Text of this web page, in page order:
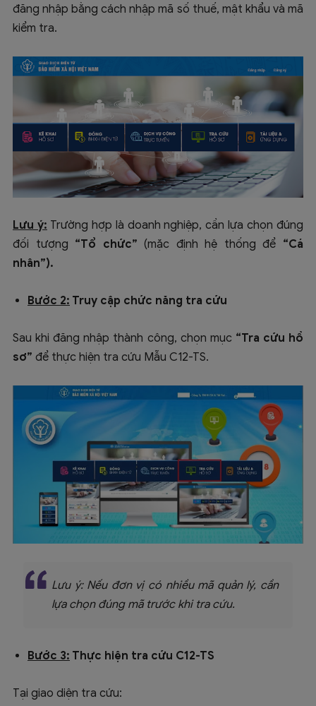
đăng nhập bằng cách nhập mã số thuế, mật khẩu và mã
kiểm tra.
Lưu ý: Trường hợp là doanh nghiệp, cần lựa chọn đúng
đối tượng “Tổ chức” (mặc định hệ thống để “Cá
nhân”).
Bước 2: Truy cập chức năng tra cứu
Sau khi đăng nhập thành công, chọn mục “Tra cứu hồ
sơ” để thực hiện tra cứu Mẫu C12-TS.
Lưu ý: Nếu đơn vị có nhiều mã quản lý, cần
lựa chọn đúng mã trước khi tra cứu.
Bước 3: Thực hiện tra cứu C12-TS
Tại giao diện tra cứu: